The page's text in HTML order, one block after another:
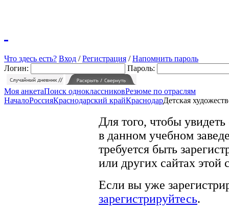
Что здесь есть? Вход /Регистрация /Напомнить пароль
Логин:
Пароль:
Моя анкетаПоиск одноклассниковРезюме по отраслям
НачалоРоссияКраснодарский крайКраснодарДетская
Для того, чтобы
в данном учебном
требуется быть
или других сайтах этой
Если вы уже
зарегистрируйтесь.